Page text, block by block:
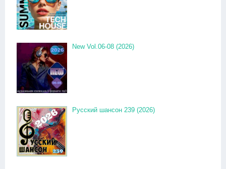
New Vol.06-08 (2026)
Русский шансон 239 (2026)